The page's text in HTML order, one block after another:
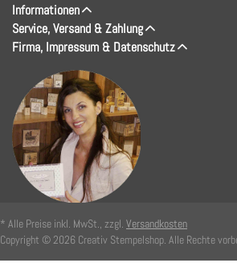
Informationen
Service, Versand & Zahlung
Firma, Impressum & Datenschutz
* Alle Preise inkl. MwSt., zzgl. Versandkosten
Copyright © 2026 Creativ Stempelshop. Alle Rechte